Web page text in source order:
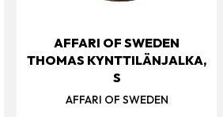
AFFARI OF SWEDEN
THOMAS KYNTTILÄNJALKA,
S
AFFARI OF SWEDEN